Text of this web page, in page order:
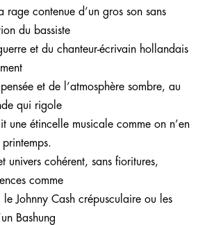
rage contenue d’un gros son sans
du bassiste
et du chanteur-écrivain hollandais
et de l’atmosphère sombre, au
qui rigole
une étincelle musicale comme on n’en
cohérent, sans fioritures,
comme
le Johnny Cash crépusculaire ou les
Bashung